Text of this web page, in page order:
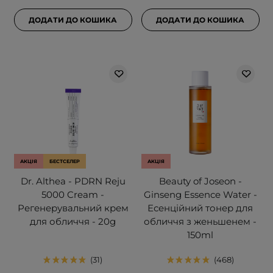
ДОДАТИ ДО КОШИКА ДОДАТИ ДО КОШИКА
АКЦІЯ БЕСТСЕЛЕР
Dr. Althea - PDRN Reju
5000 Cream -
Регенерувальний крем
для обличчя - 20g
31
АКЦІЯ
Beauty of Joseon -
Ginseng Essence Water -
Есенційний тонер для
обличчя з женьшенем -
150ml
468